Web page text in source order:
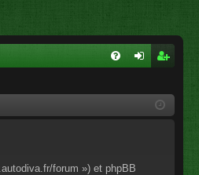
cri
forum ») et phpBB